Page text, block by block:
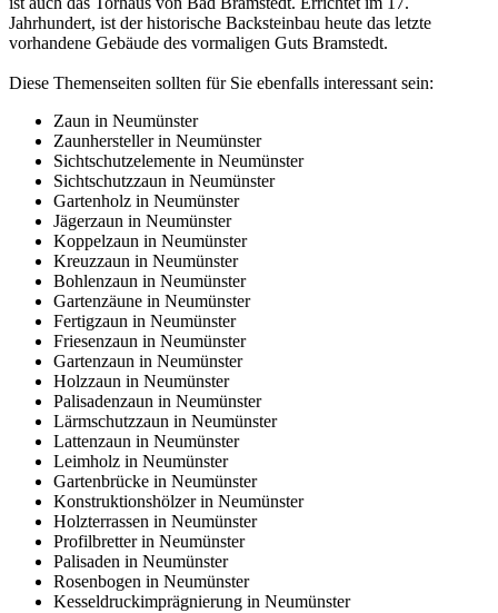
Jahrhundert, ist der historische Backsteinbau heute das letzte
vorhandene Gebäude des vormaligen Guts Bramstedt.
Diese Themenseiten sollten für Sie ebenfalls interessant sein:
Zaun in Neumünster
Zaunhersteller in Neumünster
Sichtschutzelemente in Neumünster
Sichtschutzzaun in Neumünster
Gartenholz in Neumünster
Jägerzaun in Neumünster
Koppelzaun in Neumünster
Kreuzzaun in Neumünster
Bohlenzaun in Neumünster
Gartenzäune in Neumünster
Fertigzaun in Neumünster
Friesenzaun in Neumünster
Gartenzaun in Neumünster
Holzzaun in Neumünster
Palisadenzaun in Neumünster
Lärmschutzzaun in Neumünster
Lattenzaun in Neumünster
Leimholz in Neumünster
Gartenbrücke in Neumünster
Konstruktionshölzer in Neumünster
Holzterrassen in Neumünster
Profilbretter in Neumünster
Palisaden in Neumünster
Rosenbogen in Neumünster
Kesseldruckimprägnierung in Neumünster